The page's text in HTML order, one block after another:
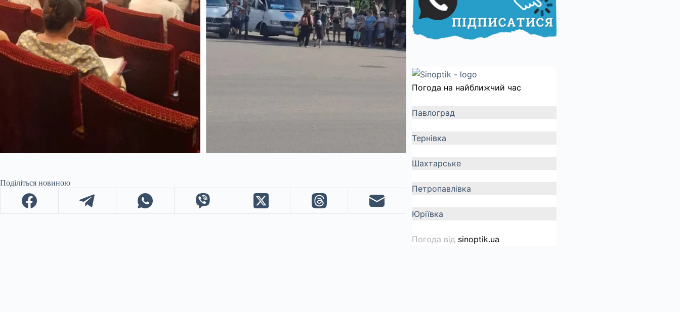
Поділіться новиною
Погода на найближчий час
Павлоград
Тернівка
Шахтарське
Петропавлівка
Юріївка
Погода від sinoptik.ua